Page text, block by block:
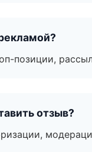
позиции,
отзыв?